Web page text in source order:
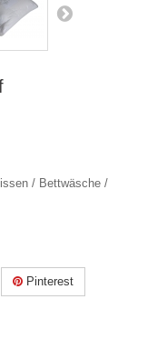
/ Bettwäsche /
Pinterest